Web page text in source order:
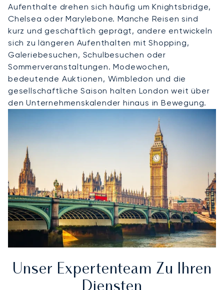
Aufenthalte drehen sich häufig um Knightsbridge,
Chelsea oder Marylebone. Manche Reisen sind
kurz und geschäftlich geprägt, andere entwickeln
sich zu längeren Aufenthalten mit Shopping,
Galeriebesuchen, Schulbesuchen oder
Sommerveranstaltungen. Modewochen,
bedeutende Auktionen, Wimbledon und die
gesellschaftliche Saison halten London weit über
den Unternehmenskalender hinaus in Bewegung.
Unser Expertenteam Zu Ihren